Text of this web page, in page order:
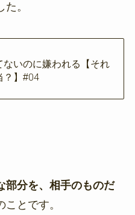
。
ないのに嫌われる【それ
？】#04
部分を、相手のものだ
とです。